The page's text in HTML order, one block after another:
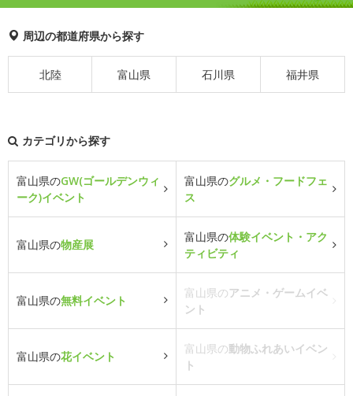
周辺の都道府県から探す
北陸 富山県 石川県 福井県
カテゴリから探す
富山県のGW(ゴールデンウィ
ーク)イベント
富山県のグルメ・フードフェ
ス
富山県の物産展
富山県の体験イベント・アク
ティビティ
富山県の無料イベント
富山県のアニメ・ゲームイベ
ント
富山県の花イベント
富山県の動物ふれあいイベン
ト